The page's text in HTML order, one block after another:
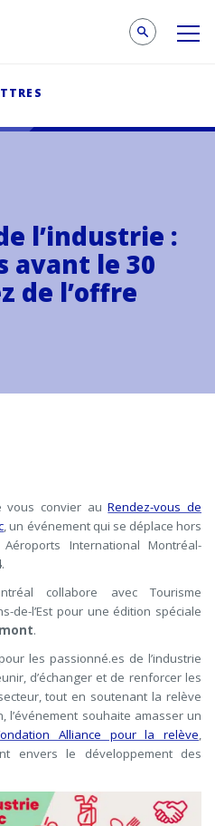
l’industrie :
avant le 30
de l’offre
vous convier auRendez-vous de
, un événement qui se déplace hors
International Montréal-
.
collabore avec Tourisme
de-l’Est pour une édition spéciale
.
les passionné.es de l’industrie
d’échanger et de renforcer les
tout en soutenant la relève
l’événement souhaite amasser un
Alliance pour la relève,
envers le développement des